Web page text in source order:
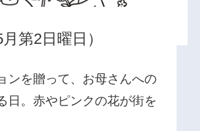
第2日曜日）
ンを贈って、お母さんへの
日。赤やピンクの花が街を